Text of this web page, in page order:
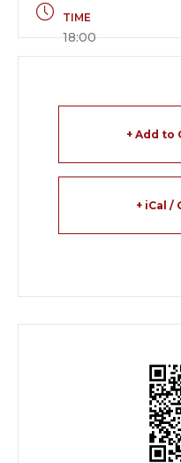
TIME
18:00
+ Add to
+ iCal